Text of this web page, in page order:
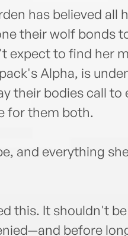
has believed all
their wolf bonds
expect to find her
Alpha, is
their bodies call
for them both.
and everything
this. It shouldn't
before